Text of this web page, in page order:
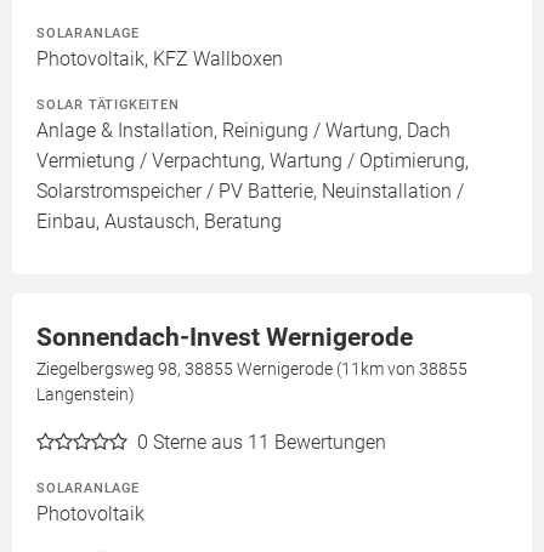
SOLARANLAGE
Photovoltaik, KFZ Wallboxen
SOLAR TÄTIGKEITEN
Anlage & Installation, Reinigung / Wartung, Dach
Vermietung / Verpachtung, Wartung / Optimierung,
Solarstromspeicher / PV Batterie, Neuinstallation /
Einbau, Austausch, Beratung
Sonnendach-Invest Wernigerode
Ziegelbergsweg 98, 38855 Wernigerode (11km von 38855
Langenstein)
0 Sterne aus 11 Bewertungen
SOLARANLAGE
Photovoltaik